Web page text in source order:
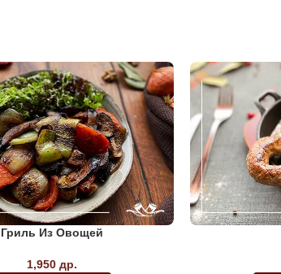
Гриль Из Овощей
1,950др.